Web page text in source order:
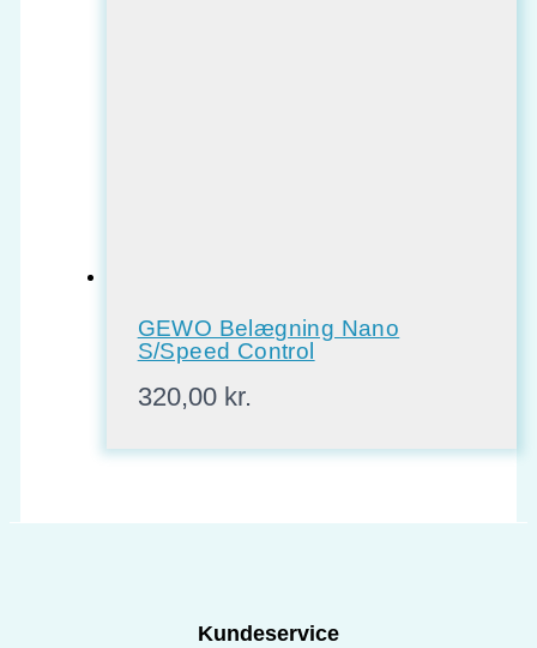
GEWO Belægning Nano
S/Speed Control
320,00 kr.
Kundeservice